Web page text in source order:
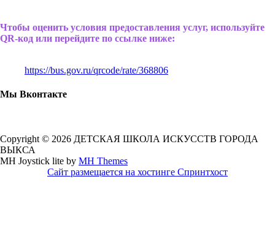
Чтобы оценить условия предоставления услуг, используйте
QR-код или перейдите по ссылке ниже:
https://bus.gov.ru/qrcode/rate/368806
Мы Вконтакте
Copyright © 2026 ДЕТСКАЯ ШКОЛА ИСКУССТВ ГОРОДА
ВЫКСА
MH Joystick lite by MH Themes
Сайт размещается на хостинге Спринтхост